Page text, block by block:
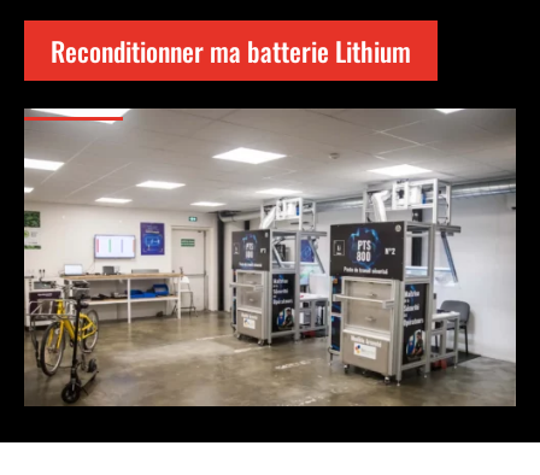
Reconditionner ma batterie Lithium